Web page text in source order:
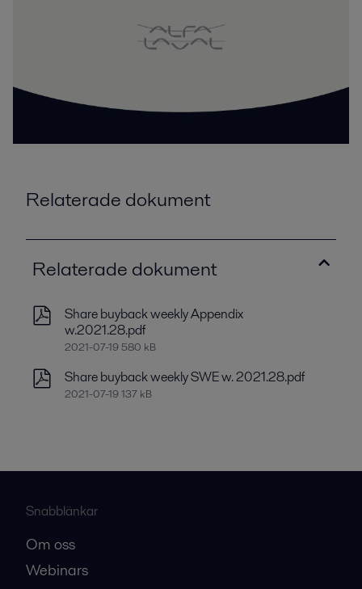
Relaterade dokument
Relaterade dokument
Share buyback weekly Appendix
w.2021.28.pdf
2021-07-19 580 kB
Share buyback weekly SWE w. 2021.28.pdf
2021-07-19 137 kB
Snabblänkar
Om oss
Webinars